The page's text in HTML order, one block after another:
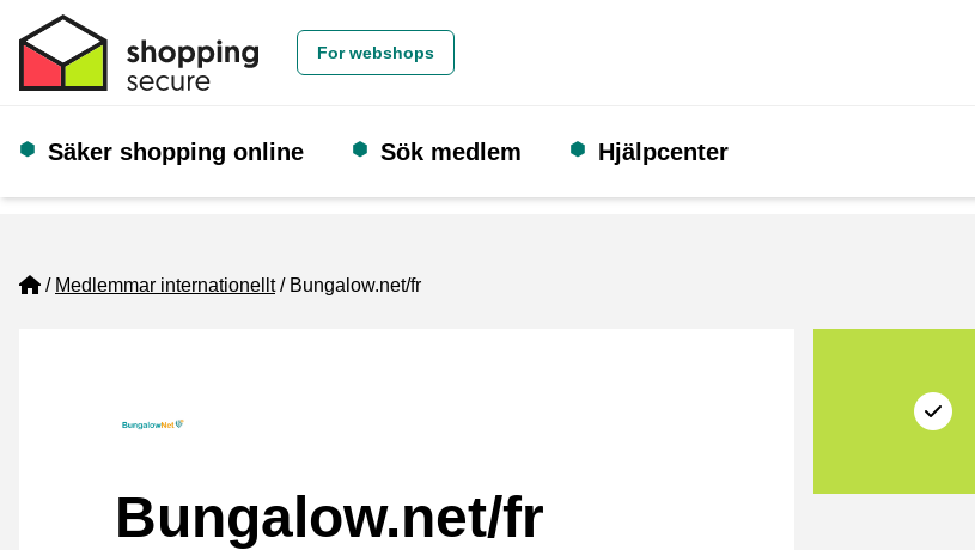
For webshops
Säker shopping online Sök medlem Hjälpcenter
Home
Medlemmar internationellt Bungalow.net/fr
Bungalow.net/fr